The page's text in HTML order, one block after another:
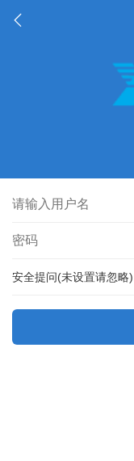
安全提问(未设置请忽略)